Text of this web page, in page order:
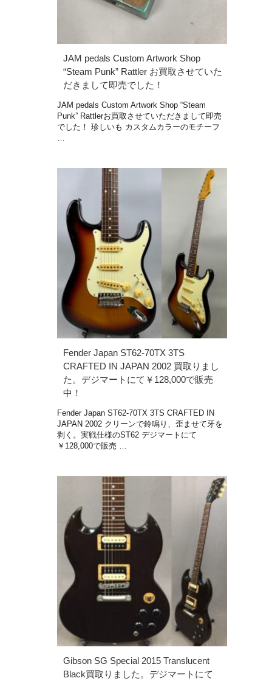
JAM pedals Custom Artwork Shop
“Steam Punk” Rattler お買取させていた
だきまして即売でした！
JAM pedals Custom Artwork Shop “Steam
Punk” Rattlerお買取させていただきまして即売
でした！ 珍しいも カスタムカラーのモチーフ
Fender Japan ST62-70TX 3TS
CRAFTED IN JAPAN 2002 買取りまし
た。デジマートにて￥128,000で販売
中！
Fender Japan ST62-70TX 3TS CRAFTED IN
JAPAN 2002 クリーンで鈴鳴り、歪ませて牙を
剥く。実戦仕様のST62 デジマートにて
￥128,000で販売 …
Gibson SG Special 2015 Translucent
Black買取りました。デジマートにて